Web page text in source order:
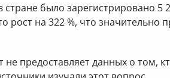
стране было зарегистрировано
рост на 322 %, что значительно
не предоставляет данных о том,